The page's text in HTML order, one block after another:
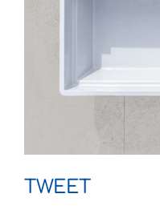
TWEET